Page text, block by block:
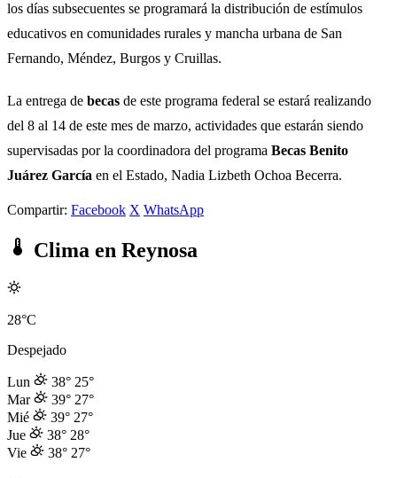
los días subsecuentes se programará la distribución de estímulos
educativos en comunidades rurales y mancha urbana de San
Fernando, Méndez, Burgos y Cruillas.
La entrega de becas de este programa federal se estará realizando
del 8 al 14 de este mes de marzo, actividades que estarán siendo
supervisadas por la coordinadora del programa Becas Benito
Juárez García en el Estado, Nadia Lizbeth Ochoa Becerra.
Compartir: Facebook X WhatsApp
Clima en Reynosa
28°C
Despejado
Lun 38° 25°
Mar
39° 27°
Mié
39° 27°
Jue
38° 28°
Vie
38° 27°